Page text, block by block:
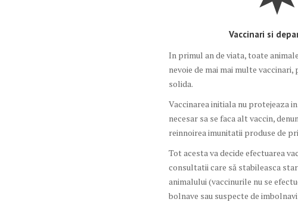
Vaccinari si
In primul an de viata, toate
nevoie de mai mai multe
solida.
Vaccinarea initiala nu protejeaza
necesar sa se faca alt vaccin,
reinnoirea imunitatii produse de
Tot acesta va decide efectuarea
consultatii care să stabileasca
animalului (vaccinurile nu se
bolnave sau suspecte de